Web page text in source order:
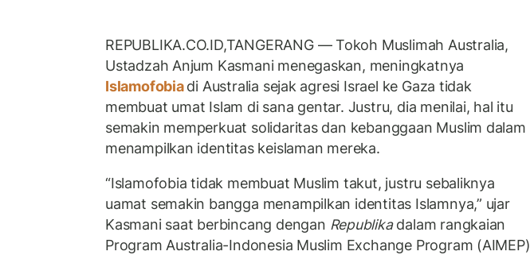
REPUBLIKA.CO.ID,TANGERANG — Tokoh Muslimah Australia,
Ustadzah Anjum Kasmani menegaskan, meningkatnya
Islamofobiadi Australia sejak agresi Israel ke Gaza tidak
membuat umat Islam di sana gentar. Justru, dia menilai, hal itu
semakin memperkuat solidaritas dan kebanggaan Muslim dalam
menampilkan identitas keislaman mereka.
“Islamofobia tidak membuat Muslim takut, justru sebaliknya
uamat semakin bangga menampilkan identitas Islamnya,” ujar
Kasmani saat berbincang dengan Republikadalam rangkaian
Program Australia-Indonesia Muslim Exchange Program (AIMEP)